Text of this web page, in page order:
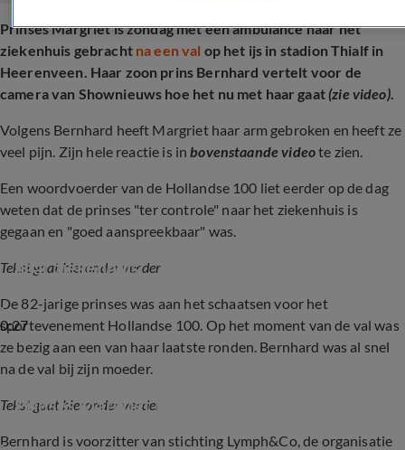
Prinses Margriet is zondag met een ambulance naar het
ziekenhuis gebracht na een val op het ijs in stadion Thialf in
Heerenveen. Haar zoon prins Bernhard vertelt voor de
camera van Shownieuws hoe het nu met haar gaat(zie video).
Volgens Bernhard heeft Margriet haar arm gebroken en heeft ze
veel pijn. Zijn hele reactie is inbovenstaande videote zien.
Een woordvoerder van de Hollandse 100 liet eerder op de dag
weten dat de prinses "ter controle" naar het ziekenhuis is
gegaan en "goed aanspreekbaar" was.
Tekst gaat hieronder verder
0:27
Ambulance met prinses Margriet vertrekt
naar ziekenhuis
De 82-jarige prinses was aan het schaatsen voor het
sportevenement Hollandse 100. Op het moment van de val was
ze bezig aan een van haar laatste ronden. Bernhard was al snel
na de val bij zijn moeder.
Tekst gaat hieronder verder
Prinses Margriet naar ziekenhuis na val op ijs
Bernhard is voorzitter van stichting Lymph&Co, de organisatie